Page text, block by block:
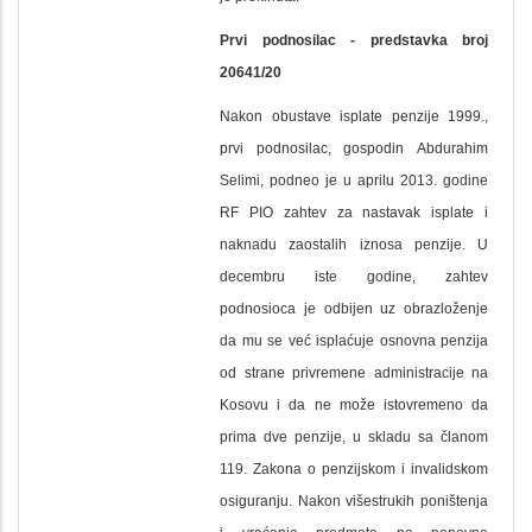
Prvi podnosilac - predstavka
broj
20641/20
Nakon obustave isplate penzije 1999.,
prvi podnosilac, gospodin
Abdurahim
Selimi, podneo je u aprilu 2013. godine
RF PIO zahtev za nastavak isplate i
naknadu zaostalih iznosa penzije. U
decembru iste godine, zahtev
podnosioca je odbijen uz obrazloženje
da mu se već isplaćuje osnovna penzija
od strane privremene administracije na
Kosovu i da ne može istovremeno da
prima dve penzije, u skladu sa članom
119. Zakona o penzijskom i invalidskom
osiguranju. Nakon višestrukih poništenja